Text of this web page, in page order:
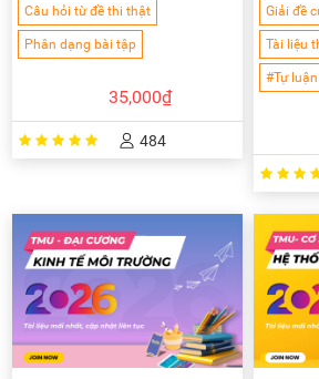
Câu hỏi từ đề thi thật
Phân dạng bài tập
35,000₫
484
Giải đề
Tài liệu
#Tự luận